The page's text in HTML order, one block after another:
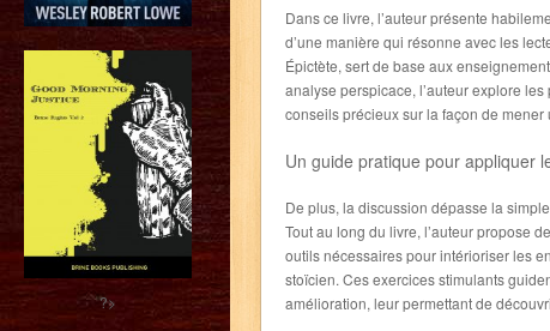
Dans ce livre, l’auteur présente
d’une manière qui résonne avec les
Épictète, sert de base aux
analyse perspicace, l’auteur explore
conseils précieux sur la façon de
Un guide pratique pour appliquer
De plus, la discussion dépasse la
Tout au long du livre, l’auteur propose
outils nécessaires pour intérioriser les
stoïcien. Ces exercices stimulants
amélioration, leur permettant de
?>